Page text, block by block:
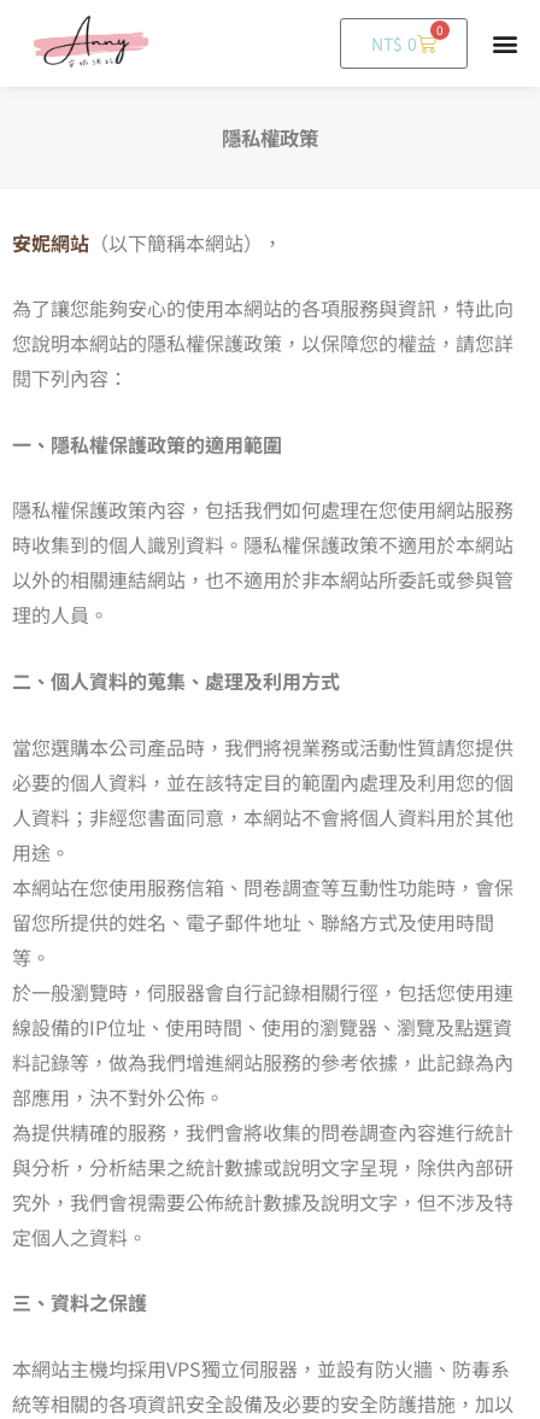
NT$ 0
0
購
物
隱私權政策
安妮網站 （以下簡稱本網站），
為了讓您能夠安心的使用本網站的各項服務與資訊，特此向
您說明本網站的隱私權保護政策，以保障您的權益，請您詳
閱下列內容：
一、隱私權保護政策的適用範圍
隱私權保護政策內容，包括我們如何處理在您使用網站服務
時收集到的個人識別資料。隱私權保護政策不適用於本網站
以外的相關連結網站，也不適用於非本網站所委託或參與管
理的人員。
二、個人資料的蒐集、處理及利用方式
當您選購本公司產品時，我們將視業務或活動性質請您提供
必要的個人資料，並在該特定目的範圍內處理及利用您的個
人資料；非經您書面同意，本網站不會將個人資料用於其他
用途。
本網站在您使用服務信箱、問卷調查等互動性功能時，會保
留您所提供的姓名、電子郵件地址、聯絡方式及使用時間
等。
於一般瀏覽時，伺服器會自行記錄相關行徑，包括您使用連
線設備的IP位址、使用時間、使用的瀏覽器、瀏覽及點選資
料記錄等，做為我們增進網站服務的參考依據，此記錄為內
部應用，決不對外公佈。
為提供精確的服務，我們會將收集的問卷調查內容進行統計
與分析，分析結果之統計數據或說明文字呈現，除供內部研
究外，我們會視需要公佈統計數據及說明文字，但不涉及特
定個人之資料。
三、資料之保護
本網站主機均採用VPS獨立伺服器，並設有防火牆、防毒系
統等相關的各項資訊安全設備及必要的安全防護措施，加以